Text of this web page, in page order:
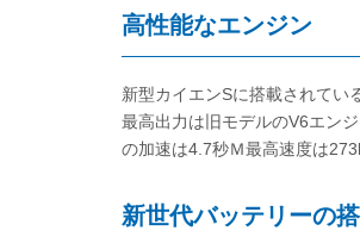
高性能なエンジン
新型カイエンSに搭載されてい
最高出力は旧モデルのV6エン
の加速は4.7秒Ｍ最高速度は
新世代バッテリーの